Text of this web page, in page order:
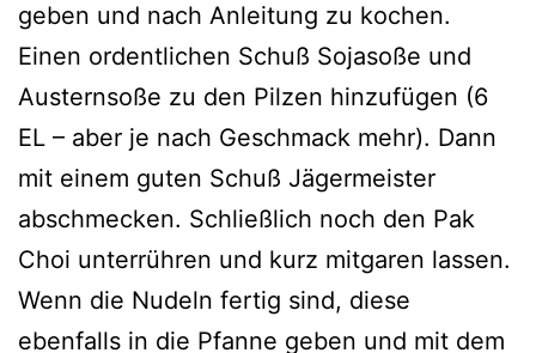
geben und nach Anleitung zu kochen.
Einen ordentlichen Schuß Sojasoße und
Austernsoße zu den Pilzen hinzufügen (6
EL – aber je nach Geschmack mehr). Dann
mit einem guten Schuß Jägermeister
abschmecken. Schließlich noch den Pak
Choi unterrühren und kurz mitgaren lassen.
Wenn die Nudeln fertig sind, diese
ebenfalls in die Pfanne geben und mit dem